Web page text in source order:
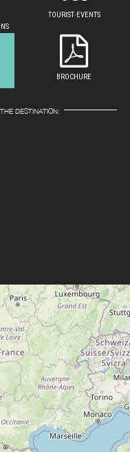
TOURIST EVENTS
BROCHURE
DESTINATION: